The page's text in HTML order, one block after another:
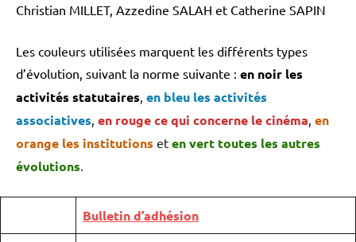
Christian MILLET, Azzedine SALAH et Catherine SAPIN
Les couleurs utilisées marquent les différents types
d’évolution, suivant la norme suivante : en noir les
activités statutaires en bleu les activités
associatives en rouge ce qui concerne le cinéma en
orange les institutions et en vert toutes les autres
évolutions
Bulletin d’adhésion